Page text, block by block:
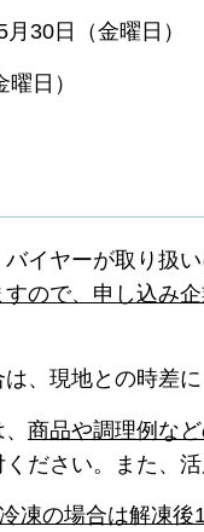
30日（金曜日）
曜日）
イヤーが取り扱
ので、申し込み
、現地との時差に
商品や調理例な
ださい。また、
凍の場合は解凍